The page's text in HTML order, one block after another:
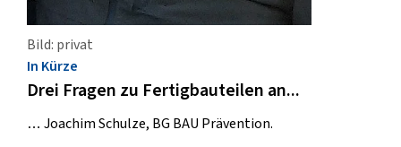
Bild: privat
In Kürze
Drei Fragen zu Fertigbauteilen an...
… Joachim Schulze, BG BAU Prävention.